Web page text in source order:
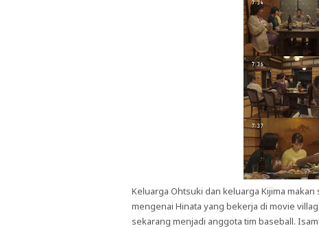
Keluarga Ohtsuki dan keluarga Kijima
mengenai Hinata yang bekerja di movie
sekarang menjadi anggota tim baseball.